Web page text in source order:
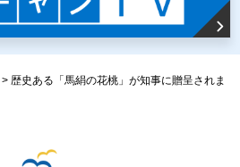
> 歴史ある「馬絹の花桃」が知事に贈呈されま